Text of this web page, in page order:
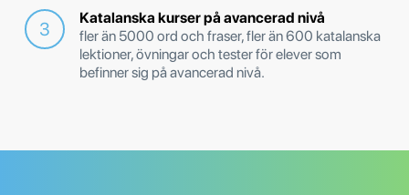
Katalanska kurser på avancerad nivå
fler än 5000 ord och fraser, fler än 600 katalanska
lektioner, övningar och tester för elever som
befinner sig på avancerad nivå.